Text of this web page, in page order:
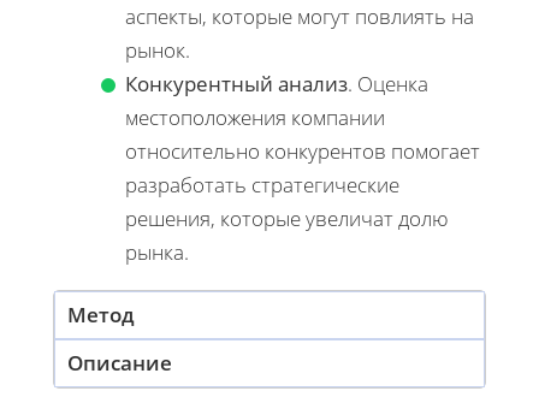
аспекты, которые могут повлиять на
рынок.
Конкурентный анализ. Оценка
местоположения компании
относительно конкурентов помогает
разработать стратегические
решения, которые увеличат долю
рынка.
Метод
Описание